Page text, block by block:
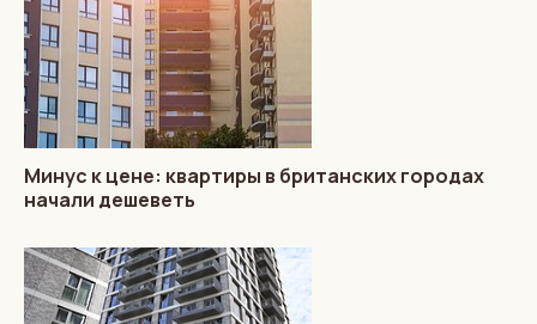
Минус к цене: квартиры в британских городах
начали дешеветь